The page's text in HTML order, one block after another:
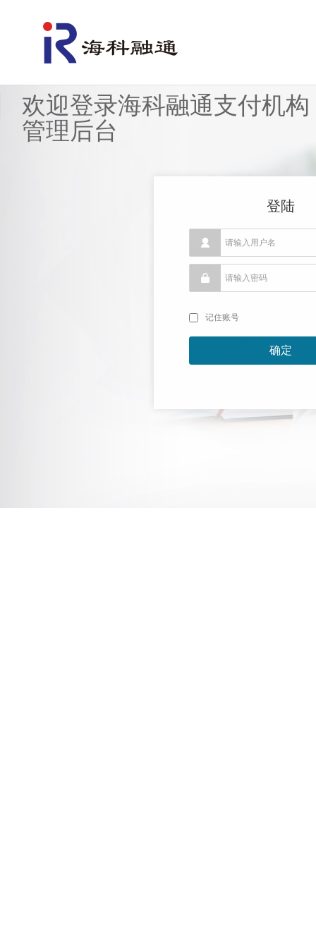
欢迎登录海科融通支付机构
管理后台
登陆
记住账号
确定